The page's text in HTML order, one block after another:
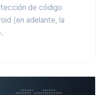
de código
(en adelante, la